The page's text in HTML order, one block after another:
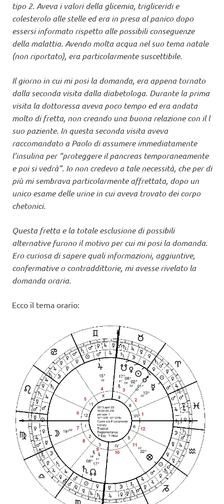
tipo 2. Aveva i valori della glicemia, trigliceridi e
colesterolo alle stelle ed era in presa al panico dopo
essersi informato rispetto alle possibili conseguenze
della malattia. Avendo molta acqua nel suo tema natale
(non riportato), era particolarmente suscettibile.
Il giorno in cui mi posi la domanda, era appena tornato
dalla seconda visita dalla diabetologa. Durante la prima
visita la dottoressa aveva poco tempo ed era andata
molto di fretta, non creando una buona relazione con il l
suo paziente. In questa seconda visita aveva
raccomandato a Paolo di assumere immediatamente
l’insulina per “proteggere il pancreas temporaneamente
e poi si vedrà”. Io non credevo a tale necessità, che per di
più mi sembrava particolarmente affrettata, dopo un
unico esame delle urine in cui aveva trovato dei corpo
chetonici.
Questa fretta e la totale esclusione di possibili
alternative furono il motivo per cui mi posi la domanda.
Ero curiosa di sapere quali informazioni, aggiuntive,
confermative o contraddittorie, mi avesse rivelato la
domanda oraria.
Ecco il tema orario: